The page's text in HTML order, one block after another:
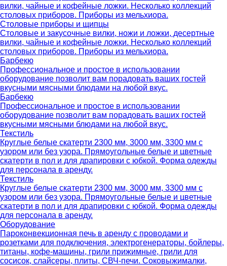
вилки, чайные и кофейные ложки. Несколько коллекций
столовых приборов. Приборы из мельхиора.
Столовые приборы и щипцы
Столовые и закусочные вилки, ножи и ложки, десертные
вилки, чайные и кофейные ложки. Несколько коллекций
столовых приборов. Приборы из мельхиора.
Барбекю
Профессиональное и простое в использовании
оборудование позволит вам порадовать ваших гостей
вкусными мясными блюдами на любой вкус.
Барбекю
Профессиональное и простое в использовании
оборудование позволит вам порадовать ваших гостей
вкусными мясными блюдами на любой вкус.
Текстиль
Круглые белые скатерти 2300 мм, 3000 мм, 3300 мм с
узором или без узора. Прямоугольные белые и цветные
скатерти в пол и для драпировки с юбкой. Форма одежды
для персонала в аренду.
Текстиль
Круглые белые скатерти 2300 мм, 3000 мм, 3300 мм с
узором или без узора. Прямоугольные белые и цветные
скатерти в пол и для драпировки с юбкой. Форма одежды
для персонала в аренду.
Оборудование
Пароконвекционная печь в аренду с проводами и
розетками для подключения, электрогенераторы, бойлеры,
титаны, кофе-машины, грили прижимные, грили для
сосисок, слайсеры, плиты, СВЧ-печи. Соковыжималки,